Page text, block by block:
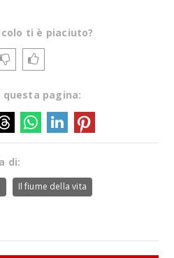
ti è piaciuto?
questa pagina:
di:
Il fiume della vita